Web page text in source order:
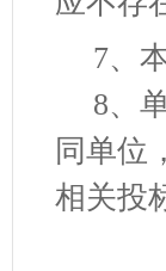
7、
8、
同单位
相关投